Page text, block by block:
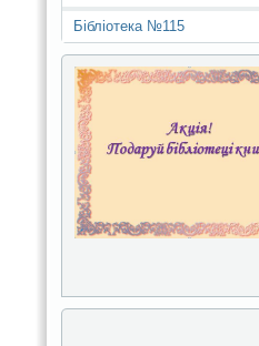
Бібліотека №115